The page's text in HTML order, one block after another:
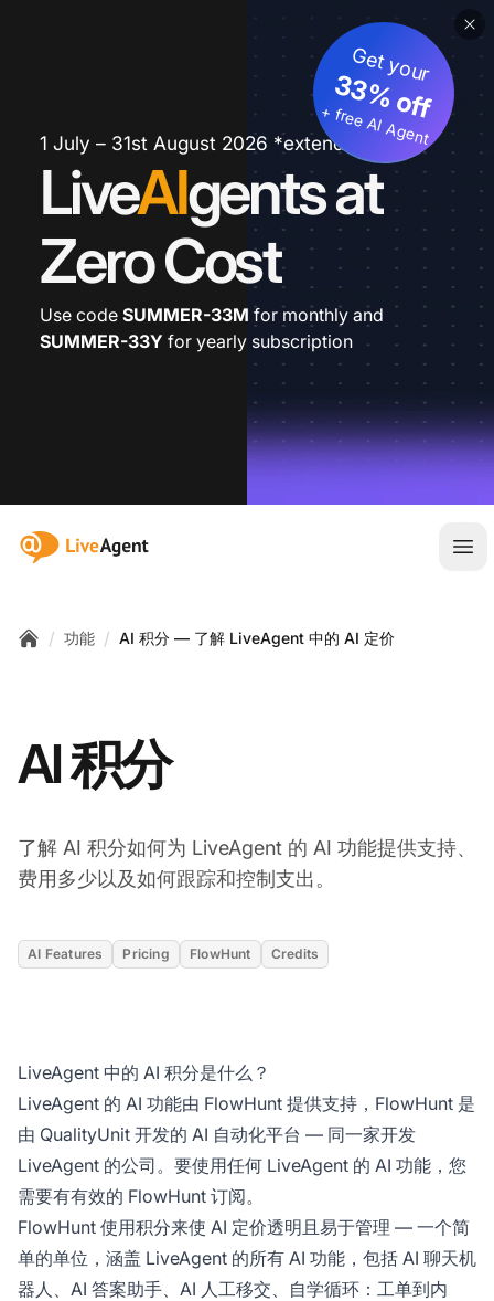
1 July – 31st August 2026 *extended
LiveAIgents at
Zero Cost
Get your
33% off
+ free AI Agent
Use code SUMMER-33M for monthly and
SUMMER-33Y for yearly subscription
:site.title
/ 功能 / AI 积分 — 了解 LiveAgent 中的 AI 定价
AI 积分
了解 AI 积分如何为 LiveAgent 的 AI 功能提供支持、
费用多少以及如何跟踪和控制支出。
AI Features Pricing FlowHunt Credits
LiveAgent 中的 AI 积分是什么？
LiveAgent 的 AI 功能由 FlowHunt 提供支持，FlowHunt 是
由 QualityUnit 开发的 AI 自动化平台 — 同一家开发
LiveAgent 的公司。要使用任何 LiveAgent 的 AI 功能，您
需要有有效的 FlowHunt 订阅。
FlowHunt 使用积分来使 AI 定价透明且易于管理 — 一个简
单的单位，涵盖 LiveAgent 的所有 AI 功能，包括 AI 聊天机
器人、AI 答案助手、AI 人工移交、自学循环：工单到内